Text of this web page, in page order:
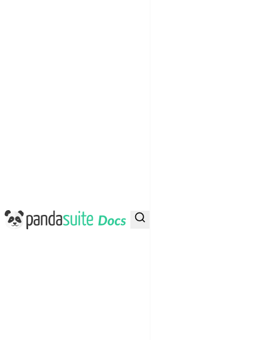
PandaSuite Docs